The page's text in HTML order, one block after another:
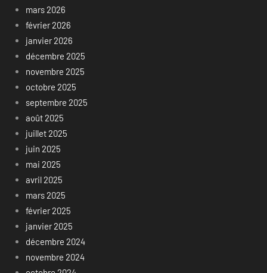
mars 2026
février 2026
janvier 2026
décembre 2025
novembre 2025
octobre 2025
septembre 2025
août 2025
juillet 2025
juin 2025
mai 2025
avril 2025
mars 2025
février 2025
janvier 2025
décembre 2024
novembre 2024